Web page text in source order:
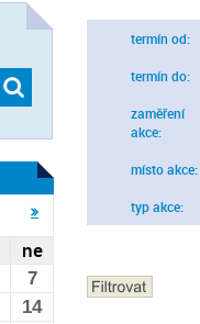
termín od:
termín do:
zaměření
akce:
místo akce:
typ akce:
ne
7
14